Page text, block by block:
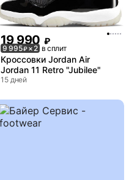
19 990 ₽
9 995₽× 2 в сплит
Кроссовки Jordan Air
Jordan 11 Retro "Jubilee"
15 дней